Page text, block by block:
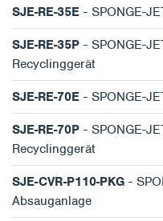
SJE-RE-35E - SPONGE-
SJE-RE-35P - SPONGE-
Recyclinggerät
SJE-RE-70E - SPONGE-
SJE-RE-70P - SPONGE-
Recyclinggerät
SJE-CVR-P110-PKG -
Absauganlage